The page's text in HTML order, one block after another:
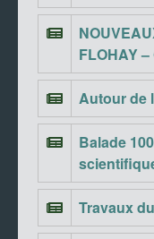
FLOHAY
Autour de
Balade
Travaux